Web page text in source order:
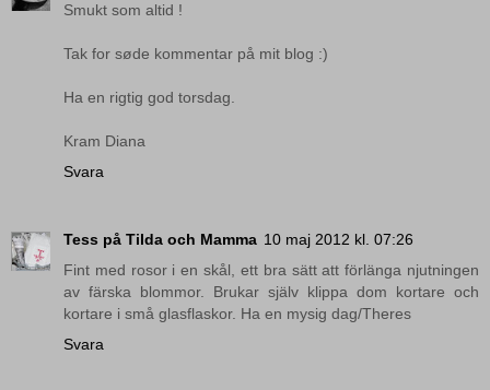
Smukt som altid !
Tak for søde kommentar på mit blog :)
Ha en rigtig god torsdag.
Kram Diana
Svara
Tess på Tilda och Mamma 10 maj 2012 kl. 07:26
Fint med rosor i en skål, ett bra sätt att förlänga njutningen
av färska blommor. Brukar själv klippa dom kortare och
kortare i små glasflaskor. Ha en mysig dag/Theres
Svara